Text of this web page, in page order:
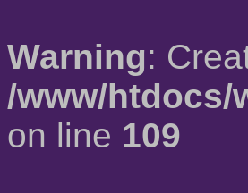
Warning:
/www/htdocs/
on line 109